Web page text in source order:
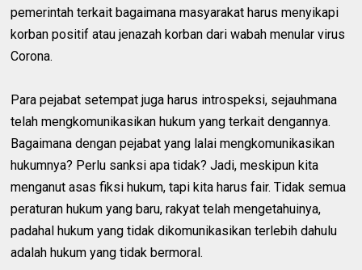
pemerintah terkait bagaimana masyarakat harus menyikapi
korban positif atau jenazah korban dari wabah menular virus
Corona.
Para pejabat setempat juga harus introspeksi, sejauhmana
telah mengkomunikasikan hukum yang terkait dengannya.
Bagaimana dengan pejabat yang lalai mengkomunikasikan
hukumnya? Perlu sanksi apa tidak? Jadi, meskipun kita
menganut asas fiksi hukum, tapi kita harus fair. Tidak semua
peraturan hukum yang baru, rakyat telah mengetahuinya,
padahal hukum yang tidak dikomunikasikan terlebih dahulu
adalah hukum yang tidak bermoral.